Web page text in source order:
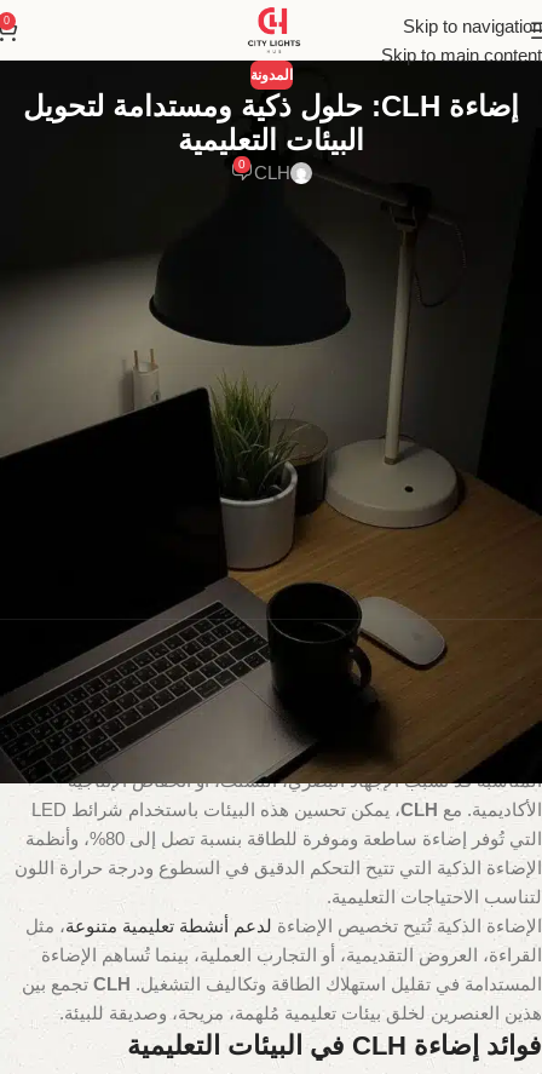
Skip to navigation
Skip to main content
0
المدونة
إضاءة CLH: حلول ذكية ومستدامة لتحويل
البيئات التعليمية
CLH
0
بحلول ذكية ومستدامة
في عالم التعليم المتسارع، أصبحت البيئات التعليمية بحاجة إلى حلول
إضاءة مبتكرة تُعزز التركيز، تُحسن الإنتاجية، وتُحافظ على استدامة
، العلامة التجارية الرائدة في حلول الإضاءة، كخيار
مثالي لتحقيق هذه الأهداف من خلال منتجاتها المتطورة مثل شرائط
في هذا الدليل الشامل، نستعرض كيف تُسهم إضاءة
الفصول الدراسية، المكتبات، قاعات المحاضرات، والمساحات الخارجية
إلى بيئات تعليمية ذكية ومستدامة، مع نصائح عملية للتصميم والتطبيق.
أهمية الإضاءة في البيئات التعليمية
الإضاءة تُعد عنصرًا حيويًا في تصميم البيئات التعليمية، حيث تؤثر بشكل
مباشر على أداء الطلاب، تركيز المعلمين، والصحة البصرية. الإضاءة غير
المناسبة قد تُسبب الإجهاد البصري، التشتت، أو انخفاض الإنتاجية
الأكاديمية. مع CLH
، يمكن تحسين هذه البيئات باستخدام شرائط LED
التي تُوفر إضاءة ساطعة وموفرة للطاقة بنسبة تصل إلى 80%، وأنظمة
الإضاءة الذكية التي تتيح التحكم الدقيق في السطوع ودرجة حرارة اللون
لتناسب الاحتياجات التعليمية.
الإضاءة الذكية تُتيح تخصيص الإضاءة لدعم أنشطة تعليمية متنوعة، مثل
القراءة، العروض التقديمية، أو التجارب العملية، بينما تُساهم الإضاءة
المستدامة في تقليل استهلاك الطاقة وتكاليف التشغيل. CLH تجمع بين
هذين العنصرين لخلق بيئات تعليمية مُلهمة، مريحة، وصديقة للبيئة.
فوائد إضاءة CLH في البيئات التعليمية